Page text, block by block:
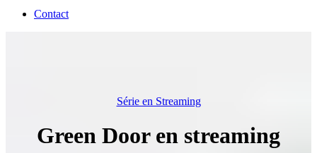
Contact
Série en Streaming
Green Door en streaming